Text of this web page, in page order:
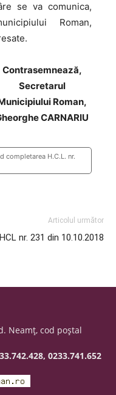
se va comunica,
Roman,
Contrasemnează,
Secretarul
Roman,
CARNARIU
completarea H.C.L. nr.
Articolul următor
HCL nr. 231 din 10.10.2018
Neamţ, cod poştal
0233.741.652